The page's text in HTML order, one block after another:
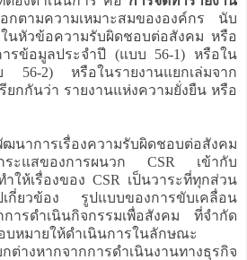
กตามความเหมาะสมขององค์กร นับ
ในหัวข้อความรับผิดชอบต่อสังคม หรือ
ารข้อมูลประจำปี (แบบ 56-1) หรือใน
56-2) หรือในรายงานแยกเล่มจาก
ยกกันว่า รายงานแห่งความยั่งยืน หรือ
าการเรื่องความรับผิดชอบต่อสังคม
กระแสของการผนวก CSR เข้ากับ
ให้เรื่องของ CSR เป็นวาระที่ทุกส่วน
เกี่ยวข้อง รูปแบบของการขับเคลื่อน
ารดำเนินกิจกรรมเพื่อสังคม ที่จำกัด
บหมายให้ดำเนินการในลักษณะ
างหากจากการดำเนินงานทางธุรกิจ